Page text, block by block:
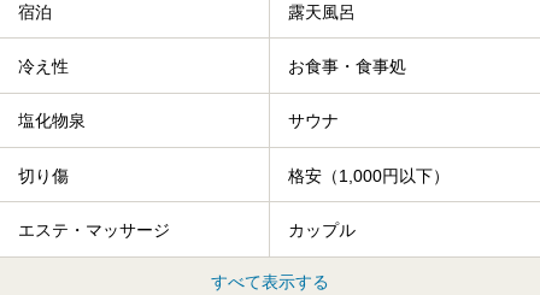
宿泊 露天風呂
冷え性 お食事・食事処
塩化物泉 サウナ
切り傷 格安（1,000円以下）
エステ・マッサージ カップル
すべて表示する